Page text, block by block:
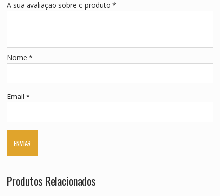
A sua avaliação sobre o produto *
Nome *
Email *
Produtos Relacionados